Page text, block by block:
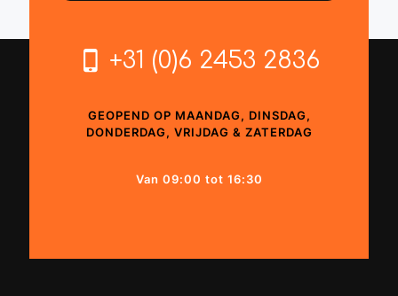
+31 (0)6 2453 2836
GEOPEND OP MAANDAG, DINSDAG,
DONDERDAG, VRIJDAG & ZATERDAG
Van 09:00 tot 16:30